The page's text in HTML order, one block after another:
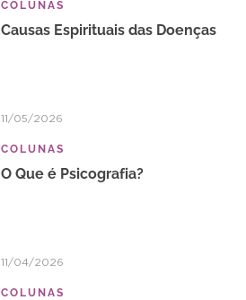
COLUNAS
Causas Espirituais das Doenças
11/05/2026
COLUNAS
O Que é Psicografia?
11/04/2026
COLUNAS